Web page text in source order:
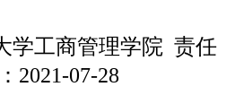
学工商管理学院 责任
2021-07-28